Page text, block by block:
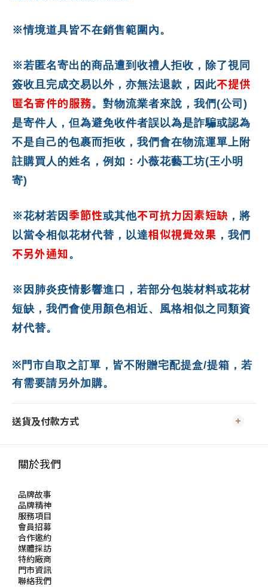
※情境道具皆不在銷售範圍內。
※若匿名寄出的商品遭到收禮人拒收，除了視同
簽收且完成交易以外，亦無法退款，因此不提供
匿名寄件的服務。對物流業者來說，我們(公司)
是寄件人，但為避免收件者誤以為是詐騙或認為
不是自己的包裹而拒收，我們會在物流運單上附
註購買人的姓名，例如：小薇花藝工坊(王小明
寄)
※花材若因 季節性或其他不可抗力因素短缺 ，將
以當令相似花材代替，以達相似視覺效果 ，我們
不另外通知 。
※因肺炎疫情影響進口，若部分包裝材料或花材
短缺，我們會使用顏色相近、風格相似之同類資
材代替。
※ 門市自取之訂單，皆不附贈宅配提盒/提箱，若
有需要請另外加購。
送貨及付款方式
關於我們
品牌故事
品牌精神
服務項目
會員招募
合作邀約
媒體採訪
特約廠商
門市資訊
聯絡我們